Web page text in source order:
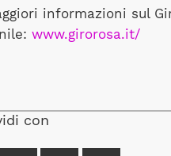
informazioni sul
www.girorosa.it/
con